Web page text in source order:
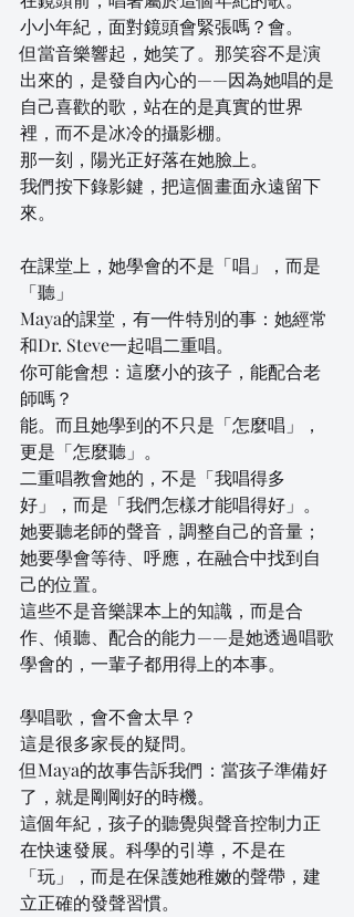
小小年紀，面對鏡頭會緊張嗎？會。
但當音樂響起，她笑了。那笑容不是演
出來的，是發自內心的——因為她唱的是
自己喜歡的歌，站在的是真實的世界
裡，而不是冰冷的攝影棚。
那一刻，陽光正好落在她臉上。
我們按下錄影鍵，把這個畫面永遠留下
來。
在課堂上，她學會的不是「唱」，而是
「聽」
Maya的課堂，有一件特別的事：她經常
和Dr. Steve一起唱二重唱。
你可能會想：這麼小的孩子，能配合老
師嗎？
能。而且她學到的不只是「怎麼唱」，
更是「怎麼聽」。
二重唱教會她的，不是「我唱得多
好」，而是「我們怎樣才能唱得好」。
她要聽老師的聲音，調整自己的音量；
她要學會等待、呼應，在融合中找到自
己的位置。
這些不是音樂課本上的知識，而是合
作、傾聽、配合的能力——是她透過唱歌
學會的，一輩子都用得上的本事。
學唱歌，會不會太早？
這是很多家長的疑問。
但Maya的故事告訴我們：當孩子準備好
了，就是剛剛好的時機。
這個年紀，孩子的聽覺與聲音控制力正
在快速發展。科學的引導，不是在
「玩」，而是在保護她稚嫩的聲帶，建
立正確的發聲習慣。